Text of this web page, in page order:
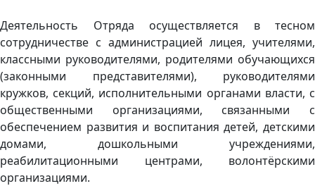
Деятельность Отряда осуществляется в тесном
сотрудничестве с администрацией лицея, учителями,
классными руководителями, родителями обучающихся
(законными представителями), руководителями
кружков, секций, исполнительными органами власти, с
общественными организациями, связанными с
обеспечением развития и воспитания детей, детскими
домами, дошкольными учреждениями,
реабилитационными центрами, волонтёрскими
организациями.